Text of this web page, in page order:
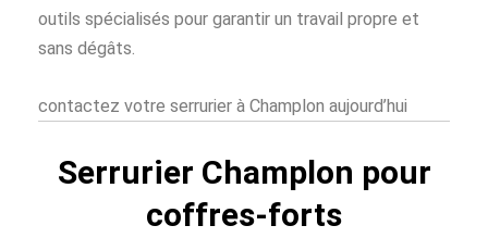
outils spécialisés pour garantir un travail propre et
sans dégâts.
contactez votre serrurier à Champlon aujourd’hui
Serrurier Champlon pour
coffres-forts